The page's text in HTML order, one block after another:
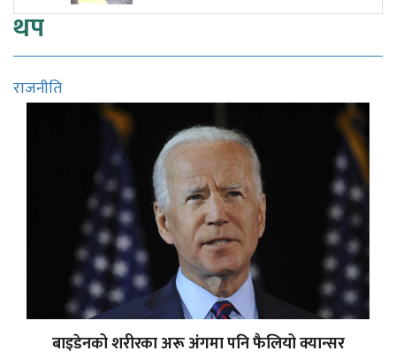
थप
राजनीति
बाइडेनको शरीरका अरू अंगमा पनि फैलियो क्यान्सर